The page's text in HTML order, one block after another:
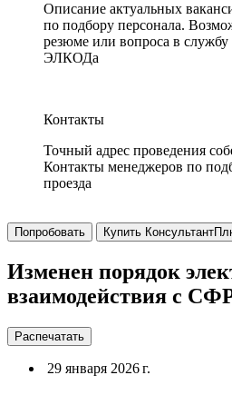
Описание актуальных
по подбору персонала.
резюме или вопроса в службу
ЭЛКОДа
Контакты
Точный адрес проведения
Контакты менеджеров по
проезда
Попробовать Купить
Изменен порядок
взаимодействия с
Распечатать
29 января 2026 г.